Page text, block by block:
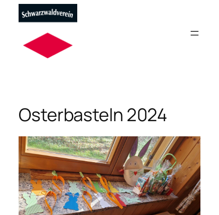
Direkt
zum
wechseln
Osterbasteln 2024